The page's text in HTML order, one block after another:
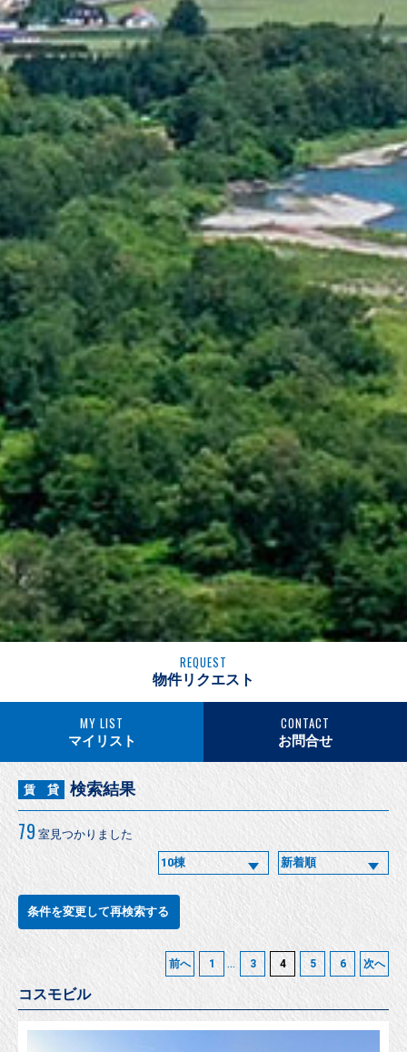
REQUEST
物件リクエスト
MY LIST
マイリスト
CONTACT
お問合せ
賃 貸 検索結果
79 室見つかりました
条件を変更して再検索する
前へ 1 ... 3 4 5 6 次へ
コスモビル